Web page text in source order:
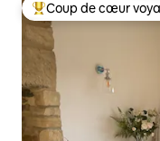
Coups de cœur
Coup de cœur